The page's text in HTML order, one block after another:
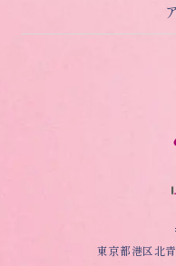
東京都港区北